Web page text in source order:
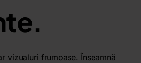
vizualuri frumoase. Înseamnă